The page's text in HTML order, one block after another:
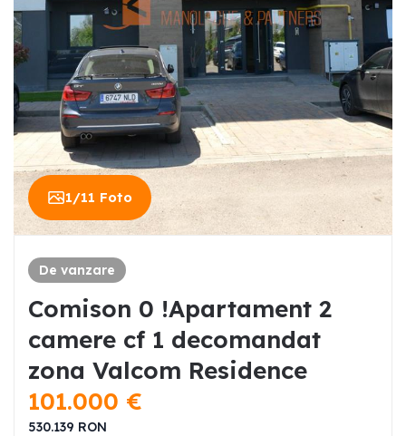
1/11 Foto
De vanzare
Comison 0 !Apartament 2
camere cf 1 decomandat
zona Valcom Residence
101.000 €
530.139 RON